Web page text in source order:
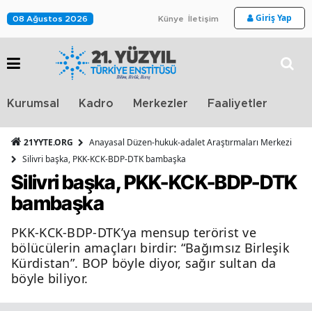
08 Ağustos 2026 Künye İletişim Giriş Yap
Kurumsal Kadro Merkezler Faaliyetler
21YYTE.ORG
Anayasal Düzen-hukuk-adalet Araştırmaları Merkezi
Silivri başka, PKK-KCK-BDP-DTK bambaşka
Silivri başka, PKK-KCK-BDP-DTK
bambaşka
PKK-KCK-BDP-DTK’ya mensup terörist ve
bölücülerin amaçları birdir: “Bağımsız Birleşik
Kürdistan”. BOP böyle diyor, sağır sultan da
böyle biliyor.